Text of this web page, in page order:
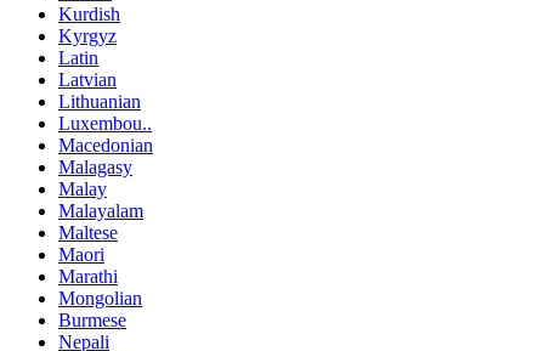
Kurdish
Kyrgyz
Latin
Latvian
Lithuanian
Luxembou..
Macedonian
Malagasy
Malay
Malayalam
Maltese
Maori
Marathi
Mongolian
Burmese
Nepali